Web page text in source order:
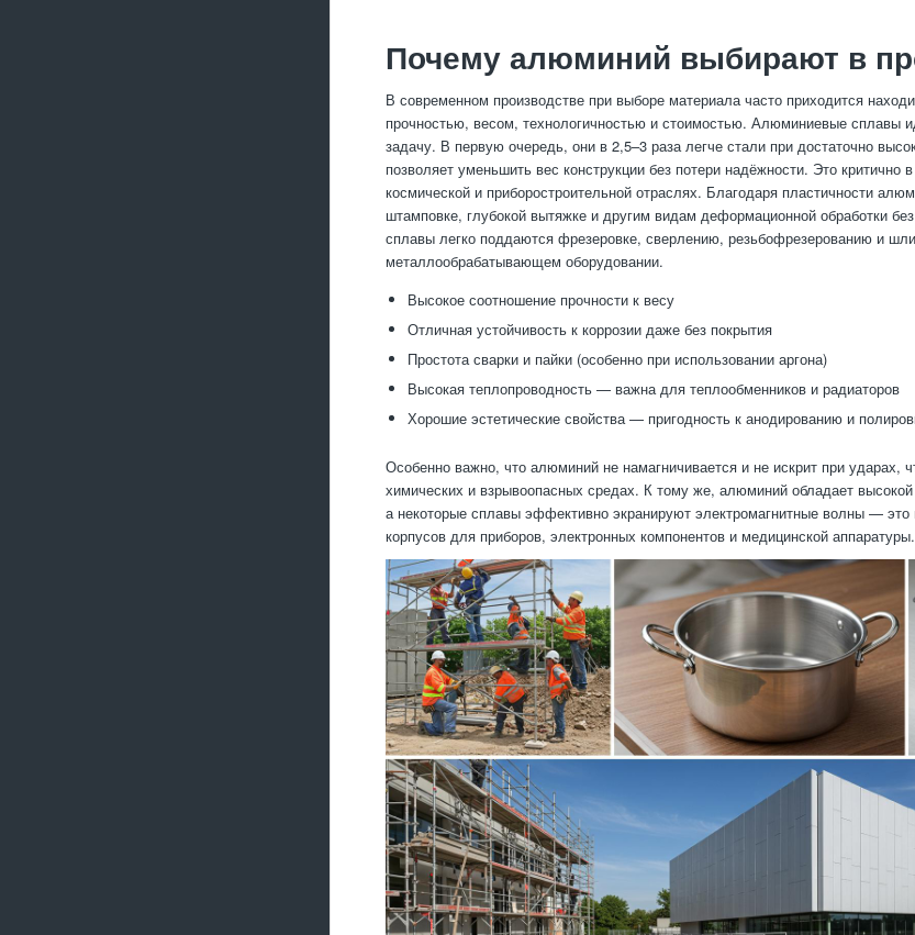
Почему алюминий выбирают в
В современном производстве при выборе материала часто приходится
прочностью, весом, технологичностью и стоимостью. Алюминиевые сплавы
задачу. В первую очередь, они в 2,5–3 раза легче стали при достаточно
позволяет уменьшить вес конструкции без потери надёжности. Это критично
космической и приборостроительной отраслях. Благодаря пластичности
штамповке, глубокой вытяжке и другим видам деформационной обработки
сплавы легко поддаются фрезеровке, сверлению, резьбофрезерованию и
металлообрабатывающем оборудовании.
Высокое соотношение прочности к весу
Отличная устойчивость к коррозии даже без покрытия
Простота сварки и пайки (особенно при использовании аргона)
Высокая теплопроводность — важна для теплообменников и радиаторов
Хорошие эстетические свойства — пригодность к анодированию и
Особенно важно, что алюминий не намагничивается и не искрит при ударах,
химических и взрывоопасных средах. К тому же, алюминий обладает
а некоторые сплавы эффективно экранируют электромагнитные волны — это
корпусов для приборов, электронных компонентов и медицинской аппаратуры.